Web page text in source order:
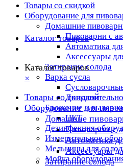
Товары со скидкой
Оборудование для
Домашние
Пивоварни с
Автоматика
Аксессуары
Затирание солода
Варка сусла
Брожение и
ЦКТ
Дезинфекция
Измерительное
Мельницы для
Мойка
Каталог товаров
Каталог товаров
×
Товары со скидкой
Оборудование для
Домашние
Пивоварни с
Автоматика
Аксессуары
Затирание солода